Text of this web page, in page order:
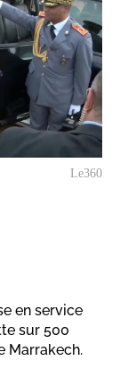
Le360
en service
sur 500
Marrakech.